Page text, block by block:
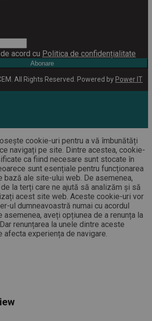
acord cu Politica de confidențialitate
Abonare
All Rights Reserved. Powered by Power IT
cookie-uri pentru a vă îmbunătăți
navigați pe site. Dintre acestea, cookie-
ca fiind necesare sunt stocate în
sunt esențiale pentru funcționarea
bază ale site-ului web. De asemenea,
la terți care ne ajută să analizăm și să
acest site web. Aceste cookie-uri vor
ul dumneavoastră numai cu acordul
asemenea, aveți opțiunea de a renunța la
renunțarea la unele dintre aceste
afecta experiența de navigare.